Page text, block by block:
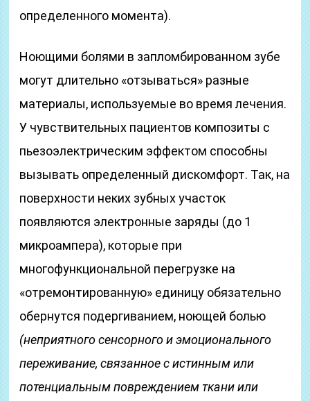
определенного момента).
Ноющими болями в запломбированном зубе
могут длительно «отзываться» разные
материалы, используемые во время лечения.
У чувствительных пациентов композиты с
пьезоэлектрическим эффектом способны
вызывать определенный дискомфорт. Так, на
поверхности неких зубных участок
появляются электронные заряды (до 1
микроампера), которые при
многофункциональной перегрузке на
«отремонтированную» единицу обязательно
обернутся подергиванием, ноющей болью
(неприятного сенсорного и эмоционального
переживание, связанное с истинным или
потенциальным повреждением ткани или